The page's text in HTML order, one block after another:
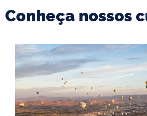
Conheça nossos